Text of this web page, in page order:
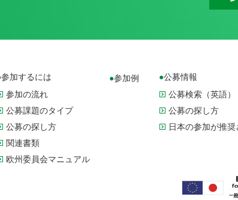
参加するには
参加の流れ
公募課題のタイプ
公募の探し方
関連書類
欧州委員会マニュアル
参加例
公募情報
公募検索（英語）
公募の探し方
日本の参加が推